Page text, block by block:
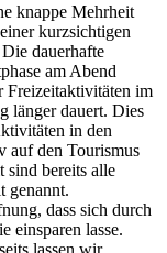
knappe Mehrheit
kurzsichtigen
dauerhafte
am Abend
Freizeitaktivitäten im
länger dauert. Dies
in den
auf den Tourismus
sind bereits alle
genannt.
dass sich durch
einsparen lasse.
lassen wir